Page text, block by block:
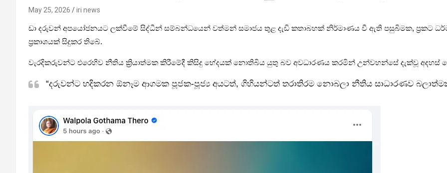
May 25, 2026 iri news
ඩා දරුවන් අපයෝජනයට ලක්වීමේ සිද්ධීන් සම්බන්ධයෙන් වත්මන් සමාජය තුළ දැඩි කතාබහක් නිර්මාණය වී ඇති පසුබිමක, ප්‍රකට
ප්‍රකාශයක් සිදුකර තිබේ.
වැරදිකරුවන්ට එරෙහිව නීතිය ක්‍රියාත්මක කිරීමේදී කිසිදු භේදයක් නොතිබිය යුතු බව අවධාරණය කරමින් උන්වහන්සේ දැක්වූ අදහස්
“දරුවන්ට හදිකරන ඕනෑම ආගමක පූජක-පූජ්‍ය අයටත්, ගිහියන්ටත් තරාතිරම නොබලා නීතිය සාධාරණව